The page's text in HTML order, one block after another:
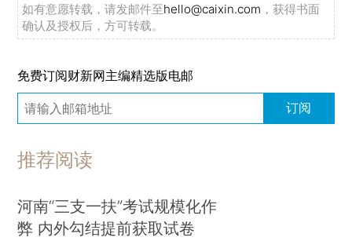
如有意愿转载，请发邮件至hello@caixin.com ，获得书面
确认及授权后，方可转载。
免费订阅财新网主编精选版电邮
订阅
推荐阅读
河南“三支一扶”考试规模化作
弊 内外勾结提前获取试卷